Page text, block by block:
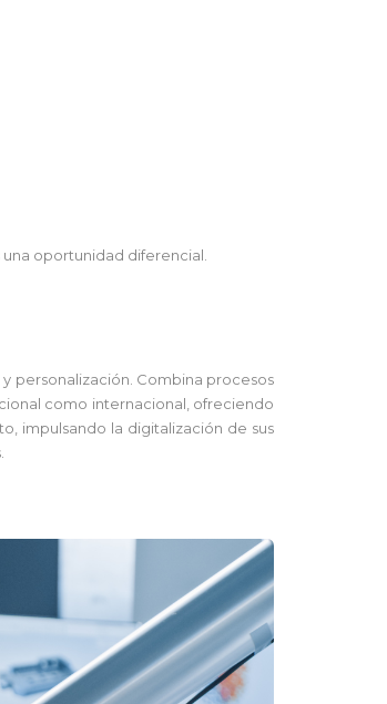
oportunidad diferencial.
personalización. Combina procesos
como internacional, ofreciendo
impulsando la digitalización de sus